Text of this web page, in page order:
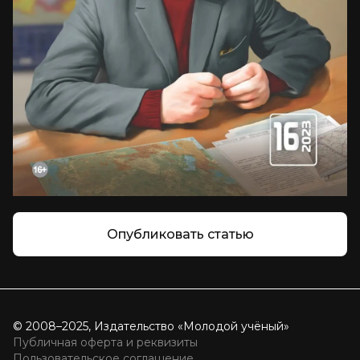
Опубликовать статью
© 2008–2025, Издательство «Молодой учёный»
Публичная оферта и реквизиты